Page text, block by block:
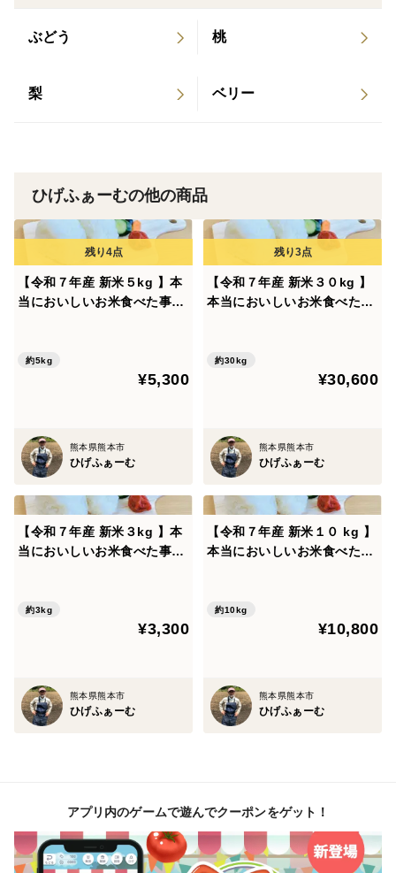
購入をお待ちしております。
町内に西南戦争の最大の激戦地・田原坂（たばるざか）
る町です。
2010年（平成22年）3月23日、熊本市に編入され、同時
に熊本市の合併特例区となり、全域熊本市北区となって
植木インターの南側一帯）が栄えましたが、その後元禄
時代になると三池街道や合志・大津方面との分岐点とし
れが現在の植木町中心部の基礎となっています。明治初
年には植木学校も開かれ、熊本県の自由民権運動の舞台
地となりました。
ぶどう 桃
梨 ベリー
ひげふぁーむの他の商品
【令和７年産 新米５kg 】本
当においしいお米食べた事あ
始！※玄米でも発送可能で
約5kg
¥5,300
熊本県熊本市
ひげふぁーむ
【令和７年産 新米３０kg 】
本当においしいお米食べた事
始！※玄米でも発送可能で
約30kg
¥30,600
熊本県熊本市
ひげふぁーむ
【令和７年産 新米３kg 】本
当においしいお米食べた事あ
始！※玄米でも発送可能で
約3kg
¥3,300
熊本県熊本市
ひげふぁーむ
【令和７年産 新米１０ kg 】
本当においしいお米食べた事
始！※玄米でも発送可能で
約10kg
¥10,800
熊本県熊本市
ひげふぁーむ
アプリ内のゲームで遊んでクーポンをゲット！